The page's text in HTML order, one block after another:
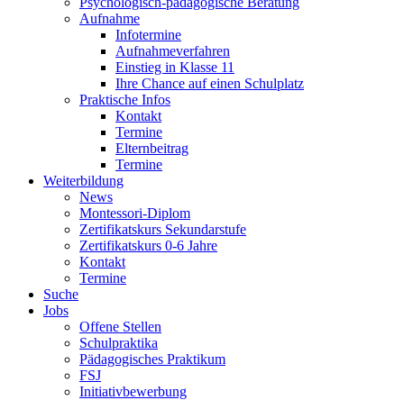
Aufnahme
Infotermine
Aufnahmeverfahren
Einstieg in Klasse 11
Ihre Chance auf einen Schulplatz
Praktische Infos
Kontakt
Termine
Elternbeitrag
Termine
Weiterbildung
News
Montessori-Diplom
Zertifikatskurs Sekundarstufe
Zertifikatskurs 0-6 Jahre
Kontakt
Termine
Suche
Jobs
Offene Stellen
Schulpraktika
Pädagogisches Praktikum
FSJ
Initiativbewerbung